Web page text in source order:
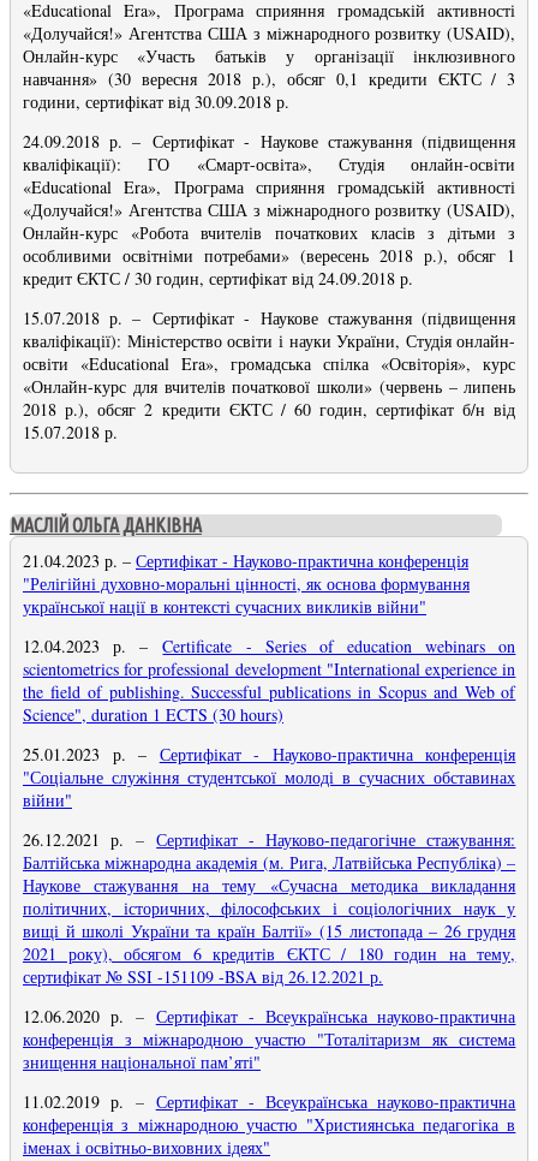
«Educational Era», Програма сприяння громадській активності
«Долучайся!» Агентства США з міжнародного розвитку (USAID),
Онлайн-курс «Участь батьків у організації інклюзивного
навчання» (30 вересня 2018 р.), обсяг 0,1 кредити ЄКТС / 3
години, сертифікат від 30.09.2018 р.
24.09.2018 р.– Сертифікат -Наукове стажування (підвищення
кваліфікації): ГО «Смарт-освіта», Студія онлайн-освіти
«Educational Era», Програма сприяння громадській активності
«Долучайся!» Агентства США з міжнародного розвитку (USAID),
Онлайн-курс «Робота вчителів початкових класів з дітьми з
особливими освітніми потребами» (вересень 2018 р.), обсяг 1
кредит ЄКТС / 30 годин, сертифікат від 24.09.2018 р.
15.07.2018 р.– Сертифікат -Наукове стажування (підвищення
кваліфікації): Міністерство освіти і науки України, Студія онлайн-
освіти «Educational Era», громадська спілка «Освіторія», курс
«Онлайн-курс для вчителів початкової школи» (червень – липень
2018 р.), обсяг 2 кредити ЄКТС / 60 годин, сертифікат б/н від
15.07.2018 р.
МАСЛІЙ ОЛЬГА ДАНКІВНА
21.04.2023 р. – Сертифікат - Науково-практична конференція
"Релігійні духовно-моральні цінності, як основа формування
української нації в контексті сучасних викликів війни"
12.04.2023 р.–
Certificate - Series of education webinars on
scientometrics for professional development "International experience in
the field of publishing. Successful publications in Scopus and Web of
Science", duration 1 ECTS (30 hours)
25.01.2023 р. – Сертифікат - Науково-практична конференція
"Соціальне служіння студентської молоді в сучасних обставинах
війни"
26.12.2021 р.– Сертифікат - Науково-педагогічне стажування:
Балтійська міжнародна академія (м. Рига, Латвійська Республіка) –
Наукове стажування на тему «Сучасна методика викладання
політичних, історичних, філософських і соціологічних наук у
вищі й школі України та країн Балтії» (15 листопада – 26 грудня
2021 року), обсягом 6 кредитів ЄКТС / 180 годин на тему,
сертифікат № SSI -151109 -BSA від 26.12.2021 р.
12.06.2020 р. – Сертифікат - Всеукраїнська науково-практична
конференція з міжнародною участю "Тоталітаризм як система
знищення національної пам’яті"
11.02.2019 р. – Сертифікат - Всеукраїнська науково-практична
конференція з міжнародною участю "Християнська педагогіка в
іменах і освітньо-виховних ідеях"